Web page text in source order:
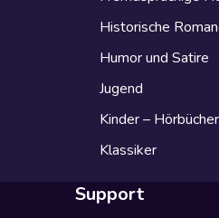
Historische
Humor und Satire
Jugend
Kinder – Hörbücher
Klassiker
Support